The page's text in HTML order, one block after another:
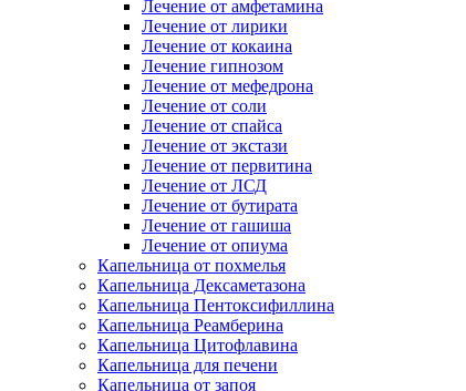
Лечение от амфетамина
Лечение от лирики
Лечение от кокаина
Лечение гипнозом
Лечение от мефедрона
Лечение от соли
Лечение от спайса
Лечение от экстази
Лечение от первитина
Лечение от ЛСД
Лечение от бутирата
Лечение от гашиша
Лечение от опиума
Капельница от похмелья
Капельница Дексаметазона
Капельница Пентоксифиллина
Капельница Реамберина
Капельница Цитофлавина
Капельница для печени
Капельница от запоя